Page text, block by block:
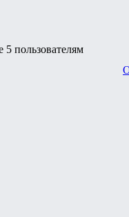
5 пользователям